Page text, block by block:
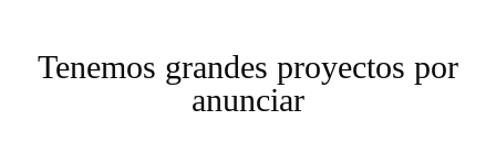
Tenemos grandes proyectos por
anunciar